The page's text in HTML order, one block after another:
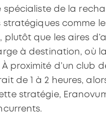
spécialiste de la
comme
plutôt que les aires
à destination, où
proximité d’un club
de 1 à 2 heures,
stratégie,